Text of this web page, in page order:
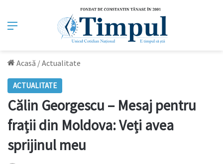
Meniu
Acasă /Actualitate
ACTUALITATE
Călin Georgescu – Mesaj pentru
frații din Moldova: Veți avea
sprijinul meu